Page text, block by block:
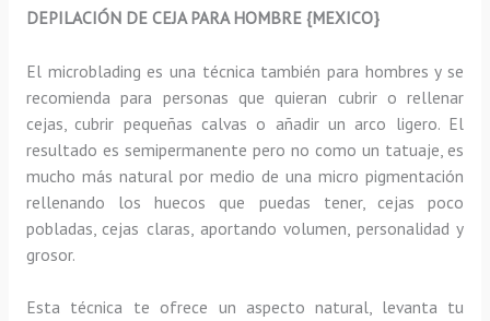
DEPILACIÓN DE CEJA PARA HOMBRE {MEXICO}
El microblading es una técnica también para hombres y se
recomienda para personas que quieran cubrir o rellenar
cejas, cubrir pequeñas calvas o añadir un arco ligero.El
resultado es semipermanente pero no como un tatuaje, es
mucho más natural por medio de una micro pigmentación
rellenando los huecos que puedas tener, cejas poco
pobladas, cejas claras, aportando volumen, personalidad y
grosor.
Esta técnica te ofrece un aspecto natural, levanta tu